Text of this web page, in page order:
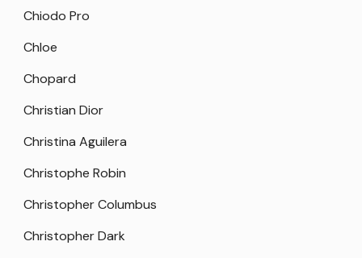
Chiodo Pro
Chloe
Chopard
Christian Dior
Christina Aguilera
Christophe Robin
Christopher Columbus
Christopher Dark